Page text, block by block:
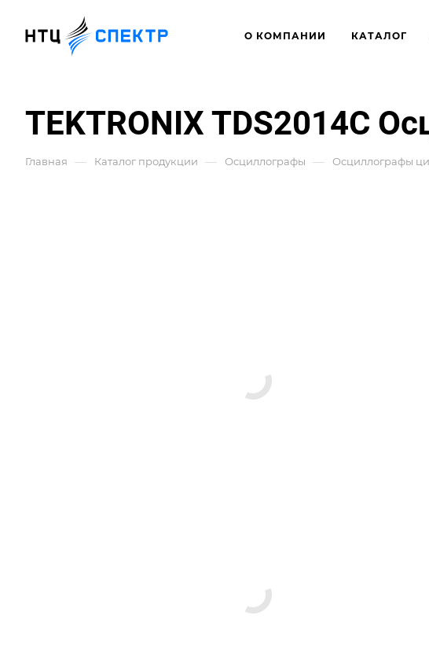
О КОМПАНИИ КАТАЛОГ
TEKTRONIX TDS2014C
Главная — Каталог продукции — Осциллографы — Осциллографы